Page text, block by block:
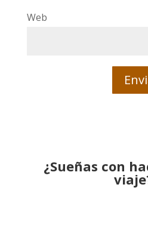
Web
¿Sueñas con